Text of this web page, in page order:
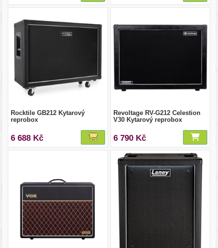
Rocktile GB212 Kytarový
reprobox
6 688 Kč
Revoltage RV-G212 Celestion
V30 Kytarový reprobox
6 790 Kč